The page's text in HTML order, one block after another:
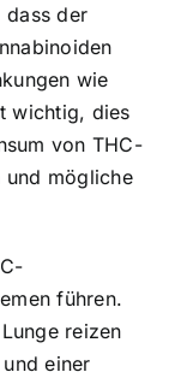
dass der
wie
wichtig, dies
von THC-
und mögliche
führen.
reizen
einer